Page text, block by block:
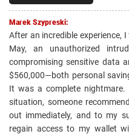
Marek Szypreski:
After an incredible experience,
May, an unauthorized
compromising sensitive data
$560,000—both personal
It was a complete
situation, someone
out immediately, and to my
regain access to my wallet